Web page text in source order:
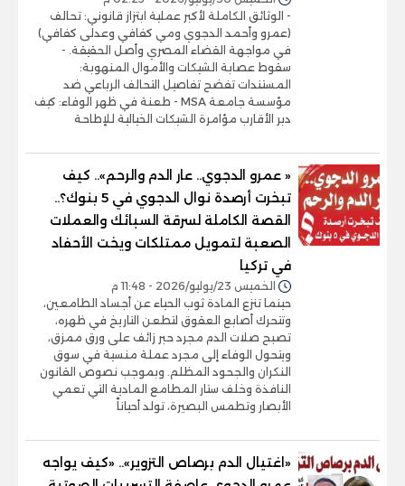
- الوثائق الكاملة لأكبر عملية ابتزاز قانوني: تحالف
(عمرو وأحمد الدجوي ومي كفافي وعدلى كفافي)
في مواجهة القضاء المصري وأصل الحقيقة. -
سقوط عصابة الشيكات والأموال المنهوبة:
المستندات تفضح تفاصيل التحالف الرباعي ضد
مؤسسة جامعة MSA - طعنة في ظهر الوفاء: كيف
دبر الأقارب مؤامرة الشيكات الخيالية للإطاحة
« عمرو الدجوي.. عار الدم والرحم».. كيف
تبخرت أرصدة نوال الدجوي في 5 بنوك؟..
القصة الكاملة لسرقة السبائك والعملات
الصعبة لتمويل ممتلكات ويخت الأحفاد
في تركيا
الخميس 23/يوليو/2026 - 11:48 م
حينما تنزع المادة ثوب الحياء عن أجساد الطامعين،
وتتحرك أصابع العقوق لتطعن التاريخ في ظهره،
تصبح صلات الدم مجرد حبر زائف على ورق ممزق،
ويتحول الوفاء إلى مجرد عملة منسية في سوق
النكران والجحود المظلم. وبموجب نصوص القانون
النافذة وخلف ستار المطامع المادية التي تعمي
الأبصار وتطمس البصيرة، تولد أحياناً
«اغتيال الدم برصاص التزوير».. «كيف يواجه